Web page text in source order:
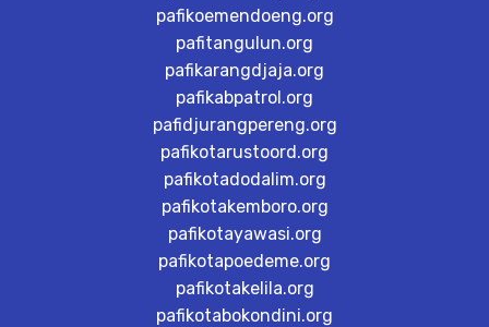
pafikoemendoeng.org
pafitangulun.org
pafikarangdjaja.org
pafikabpatrol.org
pafidjurangpereng.org
pafikotarustoord.org
pafikotadodalim.org
pafikotakemboro.org
pafikotayawasi.org
pafikotapoedeme.org
pafikotakelila.org
pafikotabokondini.org